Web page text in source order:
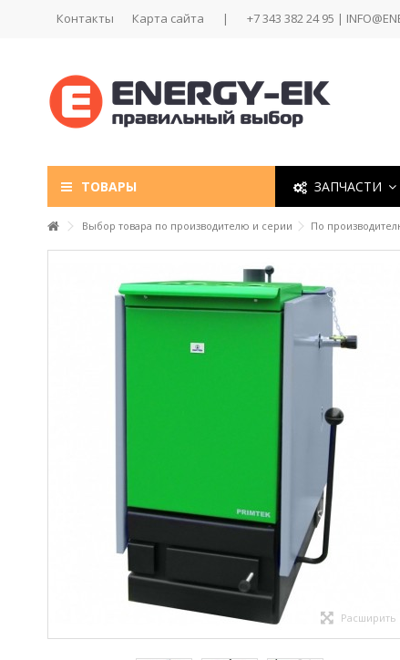
Контакты Карта сайта | +7 343 382 24 95 |
ТОВАРЫ ЗАПЧАСТИ
Выбор товара по производителю и серии По
Расширить